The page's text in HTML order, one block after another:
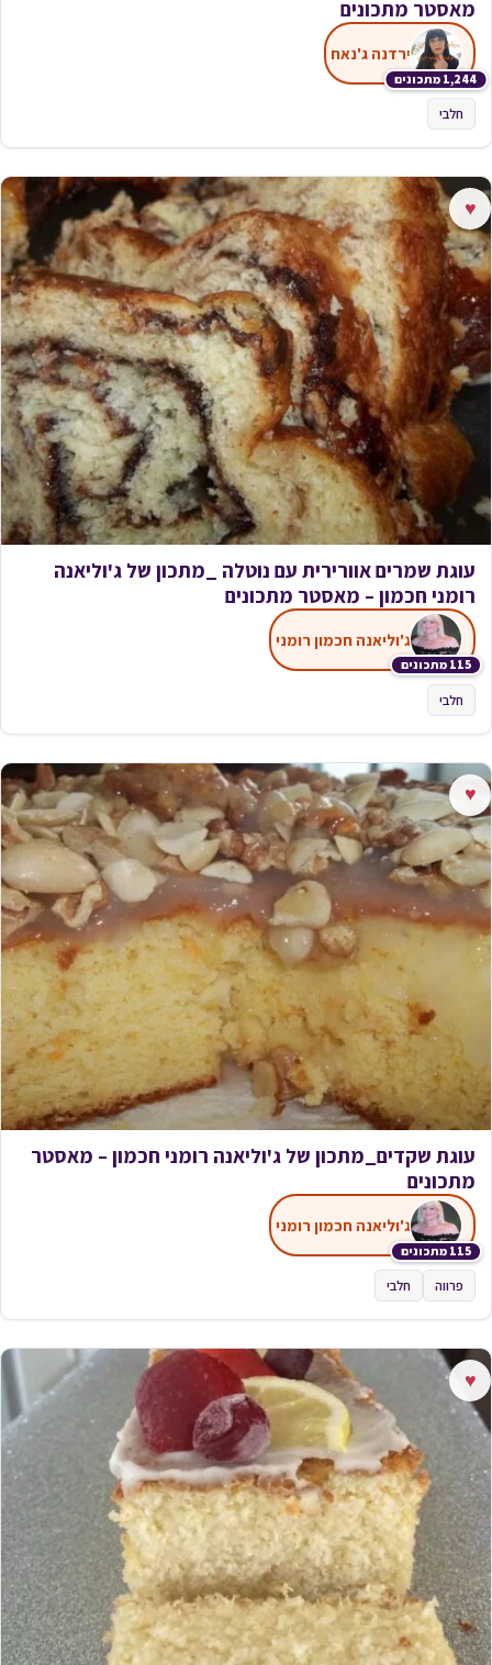
מאסטר מתכונים
1,244 מתכונים
ירדנה ג'נאח
חלבי
♥
עוגת שמרים אוורירית עם נוטלה _מתכון של ג'וליאנה
רומני חכמון – מאסטר מתכונים
115 מתכונים
ג'וליאנה חכמון רומני
חלבי
♥
עוגת שקדים_מתכון של ג'וליאנה רומני חכמון – מאסטר
מתכונים
115 מתכונים
ג'וליאנה חכמון רומני
פרווה חלבי
♥